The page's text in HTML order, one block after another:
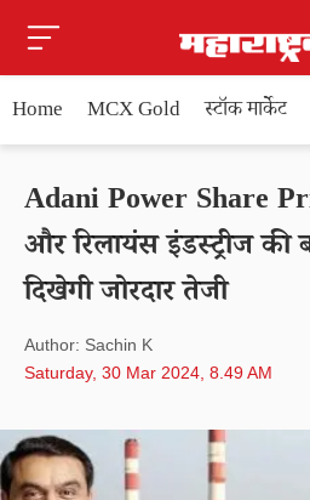
Home MCX Gold स्टॉक मार्केट
Adani Power Share
और रिलायंस इंडस्ट्रीज की
दिखेगी जोरदार तेजी
Author: Sachin K
Saturday, 30 Mar 2024, 8.49 AM